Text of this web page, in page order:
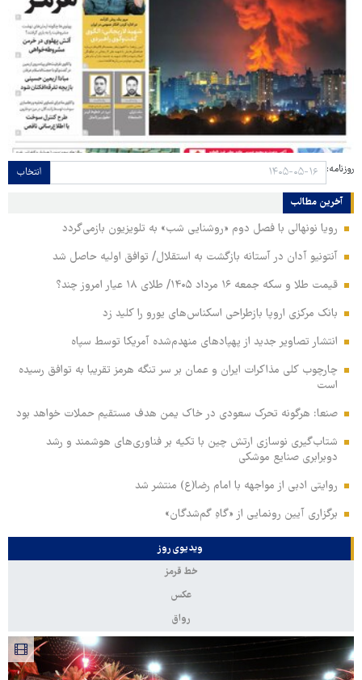
روزنامه: انتخاب
آخرین مطالب
رویا نونهالی با فصل دوم «روشنایی شب» به تلویزیون بازمی‌گردد
آنتونیو آدان در آستانه بازگشت به استقلال/ توافق اولیه حاصل شد
قیمت طلا و سکه جمعه ۱۶ مرداد ۱۴۰۵/ طلای ۱۸ عیار امروز چند؟
بانک مرکزی اروپا بازطراحی اسکناس‌های یورو را کلید زد
انتشار تصاویر جدید از پهپادهای منهدم‌شده آمریکا توسط سپاه
چارچوب کلی مذاکرات ایران و عمان بر سر تنگه هرمز تقریبا به توافق رسیده
است
صنعا: هرگونه تحرک سعودی در خاک یمن هدف مستقیم حملات خواهد بود
شتاب‌گیری نوسازی ارتش چین با تکیه بر فناوری‌های هوشمند و رشد
دوبرابری صنایع موشکی
روایتی ادبی از مواجهه با امام رضا(ع) منتشر شد
برگزاری آیین رونمایی از «گاهِ گم‌شدگان»
ویدیوی روز
خط قرمز
عکس
رواق